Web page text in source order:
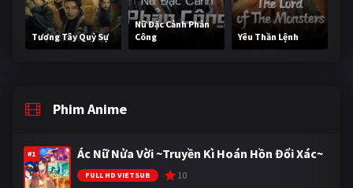
Tương Tây Quỷ Sự
Nữ Đặc Cảnh Phản
Công
Yêu Thần Lệnh
Phim Anime
#1 Ác Nữ Nửa Vời ~Truyền Kì Hoán Hồn Đổi Xác~
FULL HD VIETSUB 10